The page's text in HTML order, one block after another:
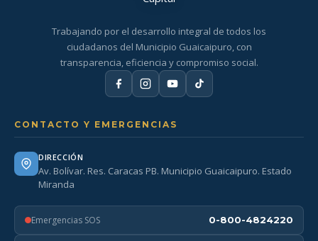
Trabajando por el desarrollo integral de todos los
ciudadanos del Municipio Guaicaipuro, con
transparencia, eficiencia y compromiso social.
CONTACTO Y EMERGENCIAS
DIRECCIÓN
Av. Bolívar. Res. Caracas PB. Municipio Guaicaipuro. Estado
Miranda
Emergencias SOS 0-800-4824220